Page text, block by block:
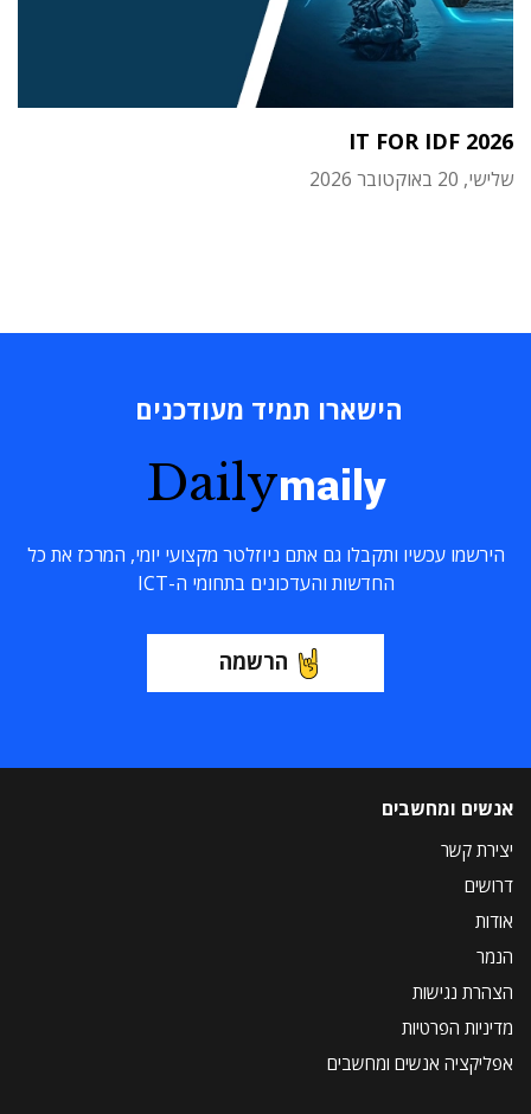
IT FOR IDF 2026
שלישי, 20 באוקטובר 2026
הישארו תמיד מעודכנים
Dailymaily
הירשמו עכשיו ותקבלו גם אתם ניוזלטר מקצועי יומי, המרכז את כל
החדשות והעדכונים בתחומי ה-ICT
הרשמה
אנשים ומחשבים
יצירת קשר
דרושים
אודות
הנמר
הצהרת נגישות
מדיניות הפרטיות
אפליקציה אנשים ומחשבים